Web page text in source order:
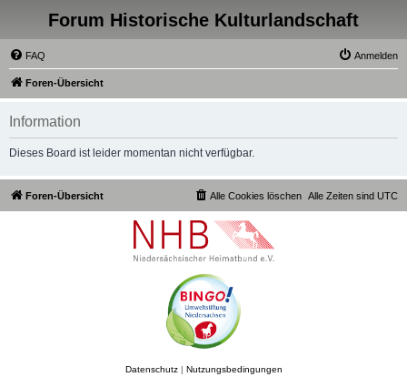
Forum Historische Kulturlandschaft
FAQ Anmelden
Foren-Übersicht
Information
Dieses Board ist leider momentan nicht verfügbar.
Foren-Übersicht Alle Zeiten sind UTC
Alle Cookies löschen
Datenschutz| Nutzungsbedingungen